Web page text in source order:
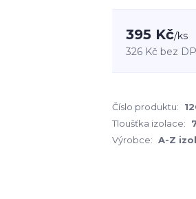
395 Kč/ks
326 Kč bez
Číslo produktu:
Tloušťka izolace:
Výrobce: A-Z